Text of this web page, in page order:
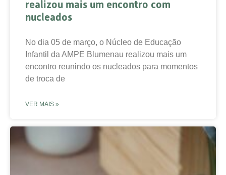
realizou mais um encontro com
nucleados
No dia 05 de março, o Núcleo de Educação
Infantil da AMPE Blumenau realizou mais um
encontro reunindo os nucleados para momentos
de troca de
VER MAIS »